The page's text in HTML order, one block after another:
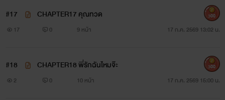
#17 CHAPTER17 คุณทวด
17 0 9 หน้า 17 ก.ค. 2569 13:02 น.
300
#18 CHAPTER18 พี่รักฉันไหมจ๊ะ
2 0 10 หน้า 17 ก.ค. 2569 15:00 น.
300